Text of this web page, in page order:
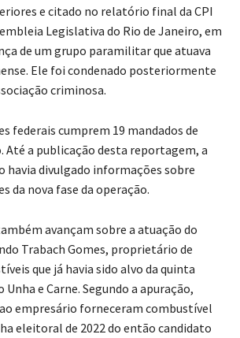
e citado no relatório final da CPI
Legislativa do Rio de Janeiro, em
de um grupo paramilitar que atuava
Ele foi condenado posteriormente
criminosa.
federais cumprem 19 mandados de
Até a publicação desta reportagem, a
havia divulgado informações sobre
da nova fase da operação.
avançam sobre a atuação do
Trabach Gomes, proprietário de
que já havia sido alvo da quinta
e Carne. Segundo a apuração,
empresário forneceram combustível
eleitoral de 2022 do então candidato